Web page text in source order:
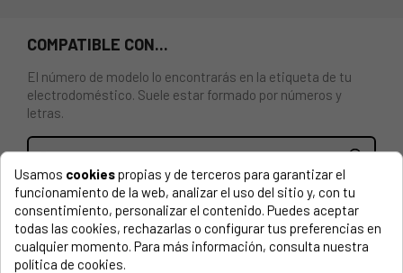
COMPATIBLE CON...
El número de modelo lo encontrarás en la etiqueta de tu
electrodoméstico. Suele estar formado por números y
letras.
Tapa superior picadora Braun MR6550. Para picadora de
1000ml y 500ml.
BRAUN, MR 700, BLACK
Usamos cookiespropias y de terceros para garantizar el
funcionamiento de la web, analizar el uso del sitio y, con tu
consentimiento, personalizar el contenido. Puedes aceptar
todas las cookies, rechazarlas o configurar tus preferencias en
cualquier momento. Para más información, consulta nuestra
política de cookies.